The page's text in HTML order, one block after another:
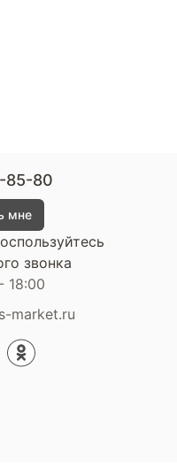
85-80
мне
звонка
18:00
market.ru